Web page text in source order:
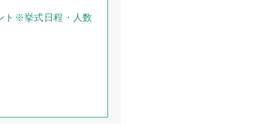
ト※挙式日程・人数